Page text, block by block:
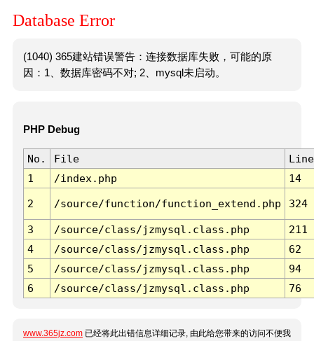
Database Error
(1040) 365建站错误警告：连接数据库失败，可能的原
因：1、数据库密码不对; 2、mysql未启动。
PHP Debug
No. File
Line
1
/index.php 14
2 /source/function/function_extend.php 324
3 /source/class/jzmysql.class.php
211
4
/source/class/jzmysql.class.php
62
5
/source/class/jzmysql.class.php
94
6
/source/class/jzmysql.class.php 76
www.365jz.com 已经将此出错信息详细记录, 由此给您带来的访问不便我